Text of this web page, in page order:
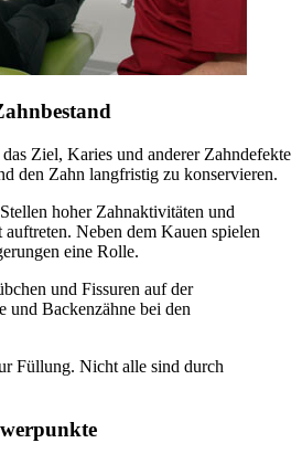
das Ziel, Karies und anderer Zahndefekte
den Zahn langfristig zu konservieren.
hoher Zahnaktivitäten und
Neben dem Kauen spielen
eine Rolle.
und Fissuren auf der
und Backenzähne bei den
Füllung. Nicht alle sind durch